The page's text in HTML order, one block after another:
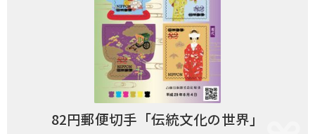
82円郵便切手「伝統文化の世界」